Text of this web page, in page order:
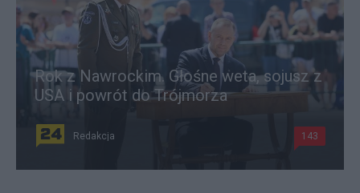
Rok z Nawrockim. Głośne weta, sojusz z
USA i powrót do Trójmorza
Redakcja 143